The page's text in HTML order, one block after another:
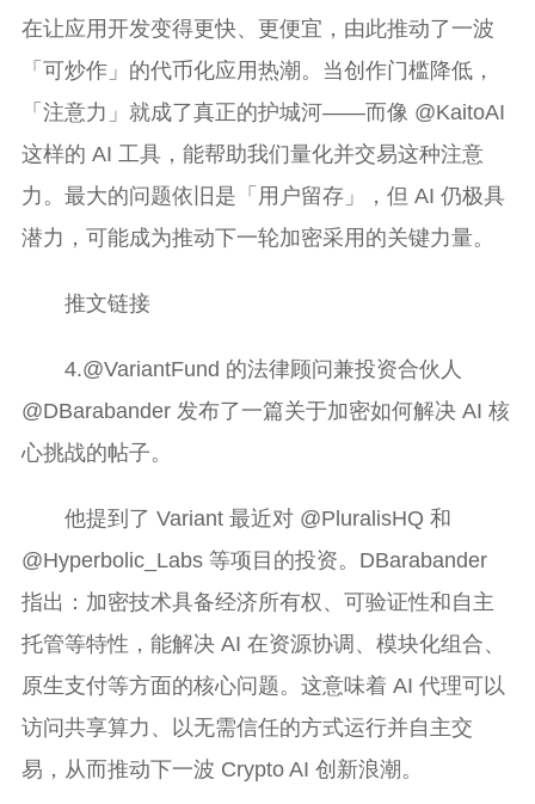
在让应用开发变得更快、更便宜，由此推动了一波
「可炒作」的代币化应用热潮。当创作门槛降低，
「注意力」就成了真正的护城河——而像 @KaitoAI
这样的 AI 工具，能帮助我们量化并交易这种注意
力。最大的问题依旧是「用户留存」，但 AI 仍极具
潜力，可能成为推动下一轮加密采用的关键力量。
推文链接
4.@VariantFund 的法律顾问兼投资合伙人
@DBarabander 发布了一篇关于加密如何解决 AI 核
心挑战的帖子。
他提到了 Variant 最近对 @PluralisHQ 和
@Hyperbolic_Labs 等项目的投资。DBarabander
指出：加密技术具备经济所有权、可验证性和自主
托管等特性，能解决 AI 在资源协调、模块化组合、
原生支付等方面的核心问题。这意味着 AI 代理可以
访问共享算力、以无需信任的方式运行并自主交
易，从而推动下一波 Crypto AI 创新浪潮。